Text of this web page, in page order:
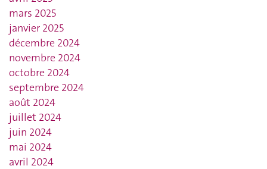
mars 2025
janvier 2025
décembre 2024
novembre 2024
octobre 2024
septembre 2024
août 2024
juillet 2024
juin 2024
mai 2024
avril 2024